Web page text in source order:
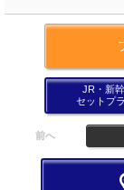
JR・新
セットプ
前へ